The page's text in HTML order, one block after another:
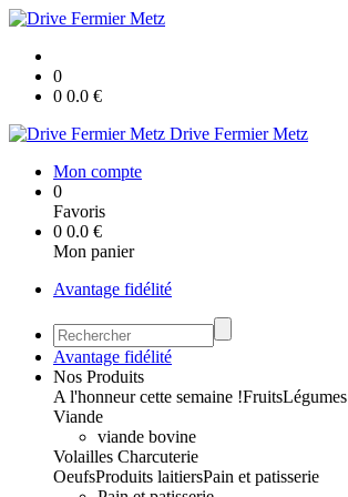
0
0 0.0 €
Drive Fermier Metz
Mon compte
0
Favoris
0 0.0 €
Mon panier
Avantage fidélité
Avantage fidélité
Nos Produits
A l'honneur cette semaine !FruitsLégumes
Viande
viande bovine
Volailles Charcuterie
OeufsProduits laitiersPain et patisserie